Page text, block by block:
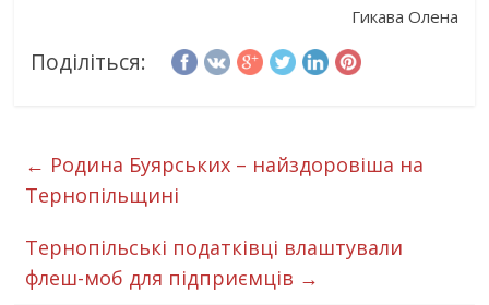
Гикава Олена
Поділіться:
← Родина Буярських – найздоровіша на
Тернопільщині
Тернопільські податківці влаштували
флеш-моб для підприємців →